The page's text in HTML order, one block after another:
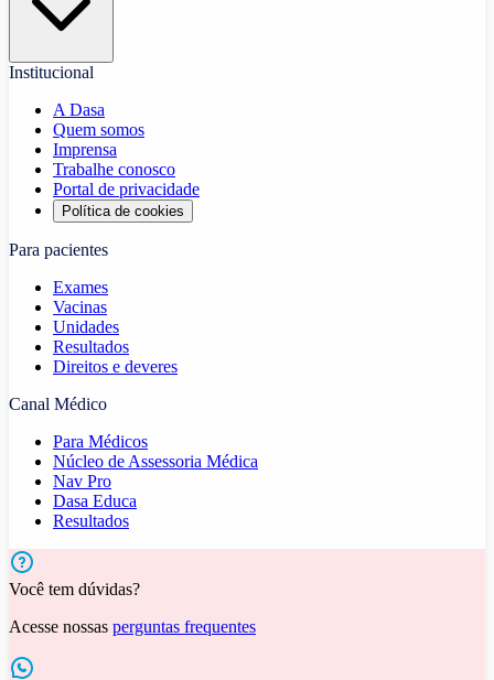
Institucional
A Dasa
Quem somos
Imprensa
Trabalhe conosco
Portal de privacidade
Política de cookies
Para pacientes
Exames
Vacinas
Unidades
Resultados
Direitos e deveres
Canal Médico
Para Médicos
Núcleo de Assessoria Médica
Nav Pro
Dasa Educa
Resultados
Você tem dúvidas?
Acesse nossas perguntas frequentes